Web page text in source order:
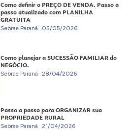
Como definir o PREÇO DE VENDA. Passo a
passo atualizado com PLANILHA
GRATUITA
Sebrae Paraná 05/05/2026
Como planejar a SUCESSÃO FAMILIAR do
NEGÓCIO.
Sebrae Paraná 28/04/2026
Passo a passo para ORGANIZAR sua
PROPRIEDADE RURAL
Sebrae Paraná 21/04/2026